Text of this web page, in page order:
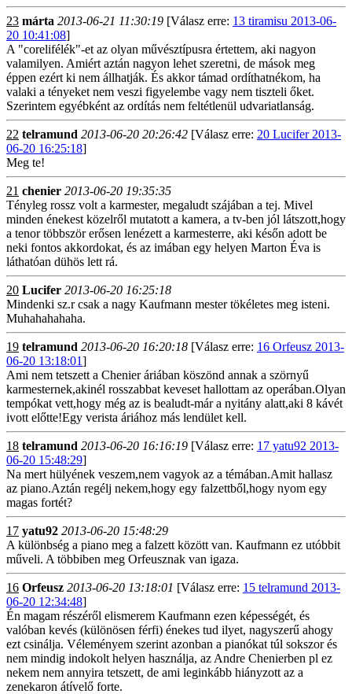
23 márta 2013-06-21 11:30:19 [Válasz erre: 13 tiramisu 2013-06-
20 10:41:08]
A "corelifélék"-et az olyan művésztípusra értettem, aki nagyon
valamilyen. Amiért aztán nagyon lehet szeretni, de mások meg
éppen ezért ki nem állhatják. És akkor támad ordíthatnékom, ha
valaki a tényeket nem veszi figyelembe vagy nem tiszteli őket.
Szerintem egyébként az ordítás nem feltétlenül udvariatlanság.
22 telramund 2013-06-20 20:26:42 [Válasz erre: 20 Lucifer 2013-
06-20 16:25:18]
Meg te!
21 chenier 2013-06-20 19:35:35
Tényleg rossz volt a karmester, megaludt szájában a tej. Mivel
minden énekest közelről mutatott a kamera, a tv-ben jól látszott,hogy
a tenor többször erősen lenézett a karmesterre, aki későn adott be
neki fontos akkordokat, és az imában egy helyen Marton Éva is
láthatóan dühös lett rá.
20 Lucifer 2013-06-20 16:25:18
Mindenki sz.r csak a nagy Kaufmann mester tökéletes meg isteni.
Muhahahahaha.
19 telramund 2013-06-20 16:20:18 [Válasz erre: 16 Orfeusz 2013-
06-20 13:18:01]
Ami nem tetszett a Chenier áriában köszönd annak a szörnyű
karmesternek,akinél rosszabbat keveset hallottam az operában.Olyan
tempókat vett,hogy még az is bealudt-már a nyitány alatt,aki 8 kávét
ivott előtte!Egy verista áriához más lendület kell.
18 telramund 2013-06-20 16:16:19 [Válasz erre: 17 yatu92 2013-
06-20 15:48:29]
Na mert hülyének veszem,nem vagyok az a témában.Amit hallasz
az piano.Aztán regélj nekem,hogy egy falzettből,hogy nyom egy
magas fortét?
17 yatu92 2013-06-20 15:48:29
A különbség a piano meg a falzett között van. Kaufmann ez utóbbit
műveli. A többiben meg Orfeusznak van igaza.
16 Orfeusz 2013-06-20 13:18:01 [Válasz erre: 15 telramund 2013-
06-20 12:34:48]
Én magam részéről elismerem Kaufmann ezen képességét, és
valóban kevés (különösen férfi) énekes tud ilyet, nagyszerű ahogy
ezt csinálja. Véleményem szerint azonban a pianókat túl sokszor és
nem mindig indokolt helyen használja, az Andre Chenierben pl ez
nekem nem annyira tetszett, de ami leginkább hiányzott az a
zenekaron átívelő forte.